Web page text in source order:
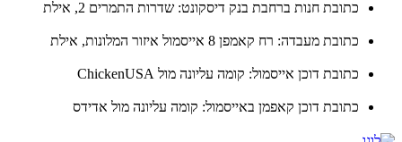
כתובת חנות ברחבת בנק דיסקונט: שדרות התמרים 2, אילת
כתובת מעבדה: רח קאמפן 8 אייסמול איזור המלונות, אילת
כתובת דוכן אייסמול: קומה עליונה מול ChickenUSA
כתובת דוכן קאפמן באייסמול: קומה עליונה מול אדידס